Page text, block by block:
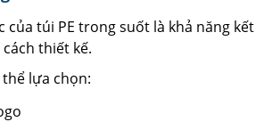
của túi PE trong suốt là khả năng kết
thiết kế.
lựa chọn: